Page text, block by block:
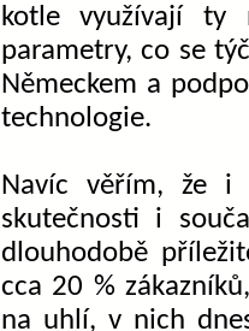
kotle využívají ty
parametry, co se
Německem a
technologie.
Navíc věřím, že i
skutečnosti i
dlouhodobě
cca 20 %
na uhlí, v nich